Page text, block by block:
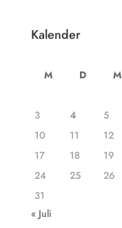
Kalender
M D M
3
4 5
10
11 12
17
18 19
24
25 26
31
« Juli